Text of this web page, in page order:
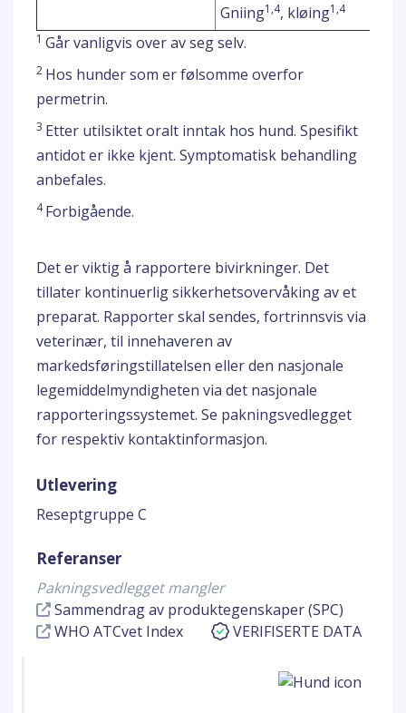
Gniing1,4, kløing1,4
1 Går vanligvis over av seg selv.
2 Hos hunder som er følsomme overfor
permetrin.
3 Etter utilsiktet oralt inntak hos hund. Spesifikt
antidot er ikke kjent. Symptomatisk behandling
anbefales.
4Forbigående.
Det er viktig å rapportere bivirkninger. Det
tillater kontinuerlig sikkerhetsovervåking av et
preparat. Rapporter skal sendes, fortrinnsvis via
veterinær, til innehaveren av
markedsføringstillatelsen eller den nasjonale
legemiddelmyndigheten via det nasjonale
rapporteringssystemet. Se pakningsvedlegget
for respektiv kontaktinformasjon.
Utlevering
Reseptgruppe C
Referanser
Pakningsvedlegget mangler
Sammendrag av produktegenskaper (SPC)
WHO ATCvet Index
VERIFISERTE DATA